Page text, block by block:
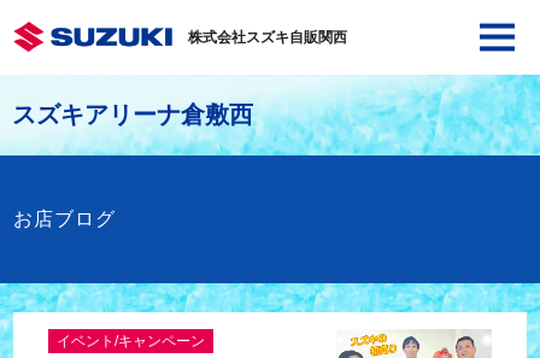
株式会社スズキ自販関西
スズキアリーナ倉敷西
お店ブログ
イベント/キャンペーン